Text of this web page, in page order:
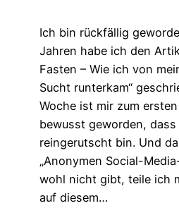
Ich bin rückfällig
Jahren habe ich den
Fasten – Wie ich von
Sucht runterkam“
Woche ist mir zum
bewusst geworden,
reingerutscht bin. Und
„Anonymen Social-
wohl nicht gibt, teile ich
auf diesem…